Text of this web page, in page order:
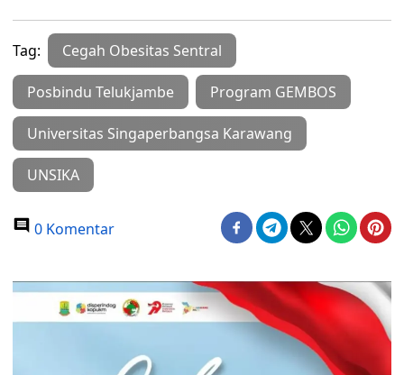
Tag: Cegah Obesitas Sentral
Posbindu Telukjambe Program GEMBOS
Universitas Singaperbangsa Karawang
UNSIKA
0 Komentar